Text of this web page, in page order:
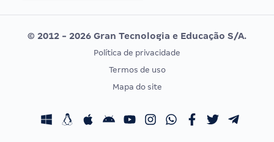
Editais publicados
Vunesp
CONCURSOS POR PROFISSÃO
Concursos Fiscais
EXAME DE ORDEM
Calendário OAB
© 2012 - 2026 Gran Tecnologia e Educação S/A.
Política de privacidade
Termos de uso
Mapa do site